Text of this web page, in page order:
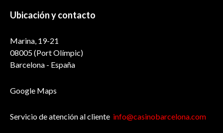
Ubicación y contacto
Marina, 19-21
08005 (Port Olímpic)
Barcelona - España
Google Maps
Servicio de atención al cliente info@casinobarcelona.com